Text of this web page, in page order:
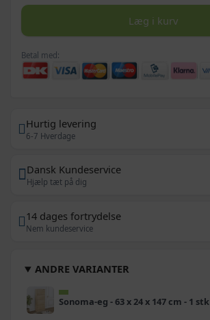
Læg i kurv
Betal med:
Hurtig levering
6-7 Hverdage
Dansk Kundeservice
Hjælp tæt på dig
14 dages fortrydelse
Nem kundeservice
ANDRE VARIANTER
Sonoma-eg - 63 x 24 x 147 cm - 1 stk